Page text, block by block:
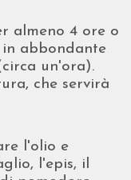
almeno 4 ore o
abbondante
un'ora).
che servirà
l'olio e
l'epis, il